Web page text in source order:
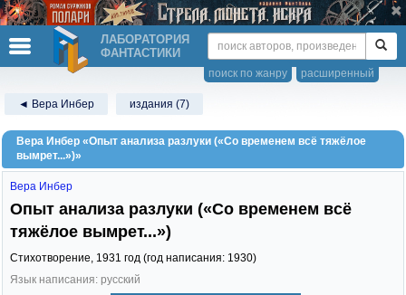
ЛАБОРАТОРИЯ
ФАНТАСТИКИ
расширенный
поиск по жанру
◄ Вера Инбер издания (7)
Вера Инбер «Опыт анализа разлуки («Со временем всё тяжёлое
вымрет...»)»
Вера Инбер
Опыт анализа разлуки («Со временем всё
тяжёлое вымрет...»)
Стихотворение, 1931 год (год написания: 1930)
Язык написания: русский